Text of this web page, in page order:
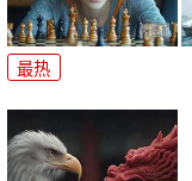
最热